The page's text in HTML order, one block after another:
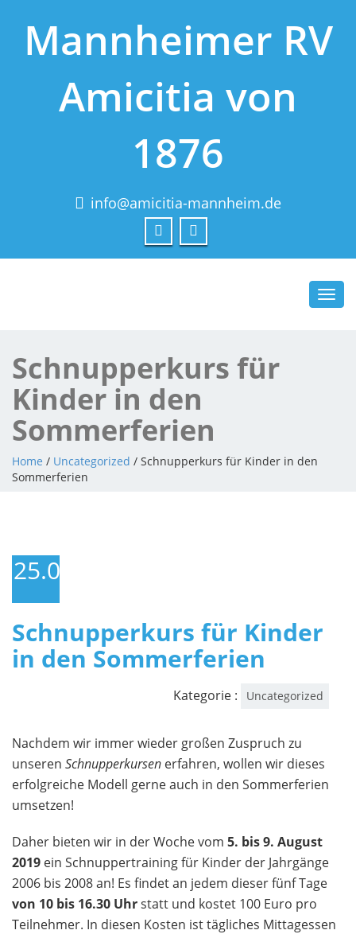
Mannheimer RV
Amicitia von
1876
info@amicitia-mannheim.de
Schnupperkurs für
Kinder in den
Sommerferien
Home / Uncategorized / Schnupperkurs für Kinder in den
Sommerferien
25.06.2019
Schnupperkurs für Kinder
in den Sommerferien
Kategorie : Uncategorized
Nachdem wir immer wieder großen Zuspruch zu
unseren Schnupperkursen erfahren, wollen wir dieses
erfolgreiche Modell gerne auch in den Sommerferien
umsetzen!
Daher bieten wir in der Woche vom 5. bis 9. August
2019 ein Schnuppertraining für Kinder der Jahrgänge
2006 bis 2008 an! Es findet an jedem dieser fünf Tage
von 10 bis 16.30 Uhrstatt und kostet 100 Euro pro
Teilnehmer. In diesen Kosten ist tägliches Mittagessen